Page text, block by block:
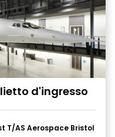
d'ingresso
T/AS Aerospace Bristol